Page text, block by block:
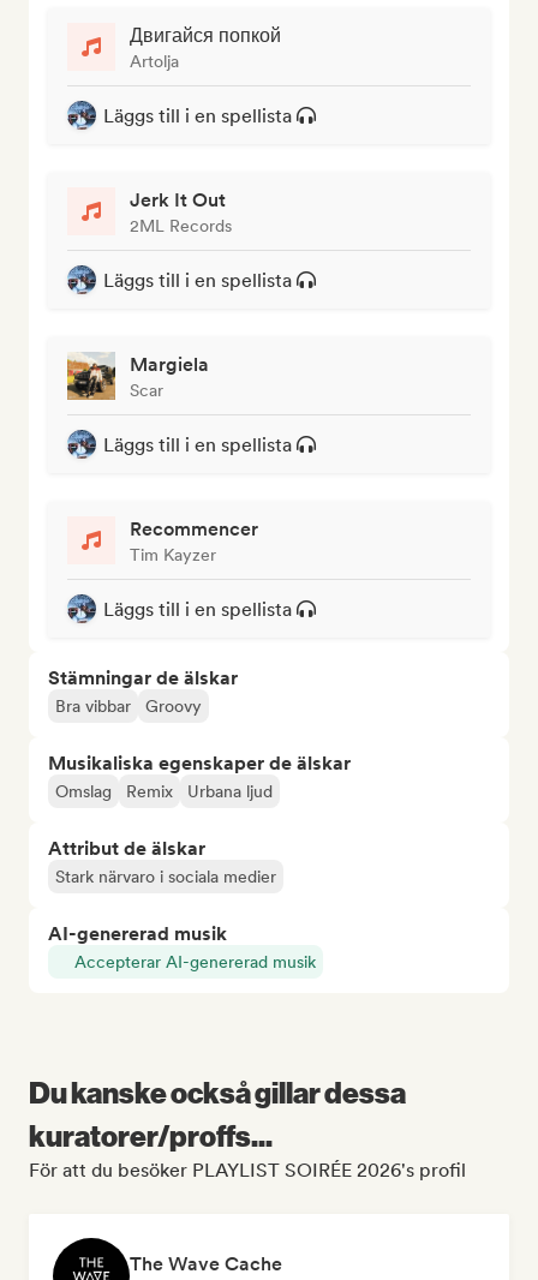
Двигайся попкой
Artolja
Läggs till i en spellista
Jerk It Out
2ML Records
Läggs till i en spellista
Margiela
Scar
Läggs till i en spellista
Recommencer
Tim Kayzer
Läggs till i en spellista
Stämningar de älskar
Bra vibbar Groovy
Musikaliska egenskaper de älskar
Omslag Remix Urbana ljud
Attribut de älskar
Stark närvaro i sociala medier
AI-genererad musik
Accepterar AI-genererad musik
Du kanske också gillar dessa
kuratorer/proffs...
För att du besöker PLAYLIST SOIRÉE 2026's profil
The Wave Cache